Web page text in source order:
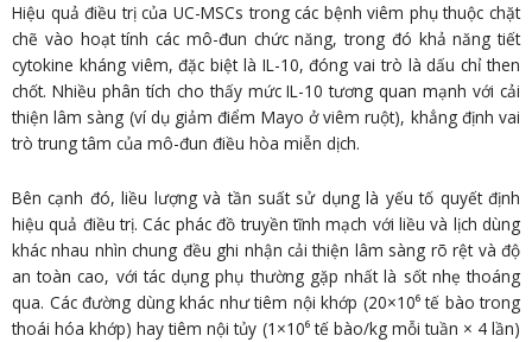
Hiệu quả điều trị của UC-MSCs trong các bệnh viêm phụ thuộc chặt
chẽ vào hoạt tính các mô-đun chức năng, trong đó khả năng tiết
cytokine kháng viêm, đặc biệt là IL-10, đóng vai trò là dấu chỉ then
chốt. Nhiều phân tích cho thấy mức IL-10 tương quan mạnh với cải
thiện lâm sàng (ví dụ giảm điểm Mayo ở viêm ruột), khẳng định vai
trò trung tâm của mô-đun điều hòa miễn dịch.
Bên cạnh đó, liều lượng và tần suất sử dụng là yếu tố quyết định
hiệu quả điều trị. Các phác đồ truyền tĩnh mạch với liều và lịch dùng
khác nhau nhìn chung đều ghi nhận cải thiện lâm sàng rõ rệt và độ
an toàn cao, với tác dụng phụ thường gặp nhất là sốt nhẹ thoáng
qua. Các đường dùng khác như tiêm nội khớp (20×10⁶ tế bào trong
thoái hóa khớp) hay tiêm nội tủy (1×10⁶ tế bào/kg mỗi tuần × 4 lần)